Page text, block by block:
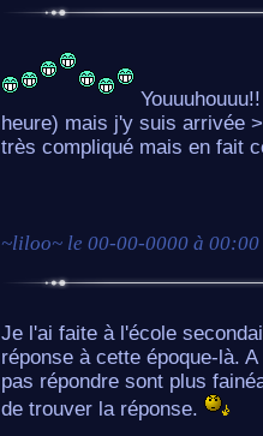
heure) mais j'y suis arrivée
très compliqué mais en fait
~liloo~ le 00-00-0000 à 00:00
Je l'ai faite à l'école
réponse à cette époque-là.
pas répondre sont plus
de trouver la réponse.